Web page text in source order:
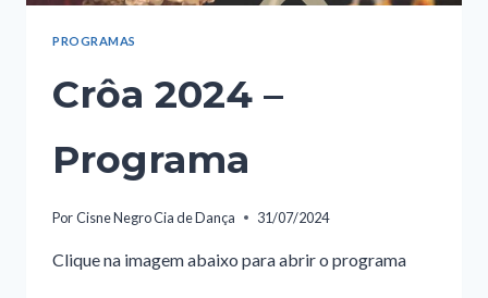
PROGRAMAS
Crôa 2024 –
Programa
PorCisne Negro Cia de Dança 31/07/2024
Clique na imagem abaixo para abrir o programa